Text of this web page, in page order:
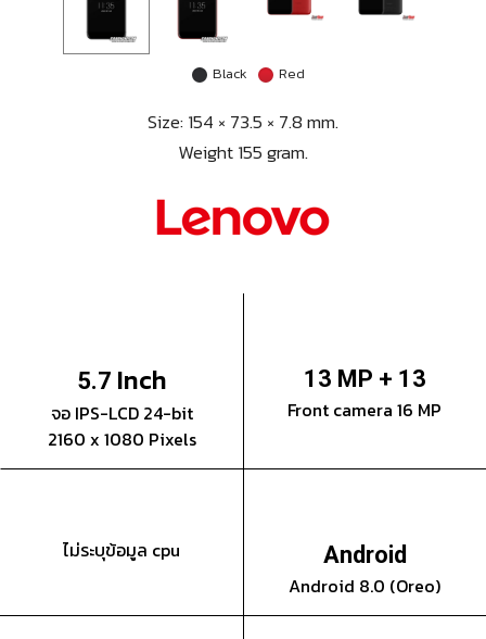
Black Red
Size: 154 × 73.5 × 7.8 mm.
Weight 155 gram.
5.7 Inch
จอ IPS-LCD 24-bit
2160 x 1080 Pixels
13 MP + 13
Front camera 16 MP
ไม่ระบุข้อมูล cpu Android
Android 8.0 (Oreo)